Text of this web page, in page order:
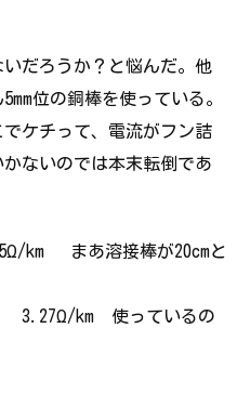
だろうか？と悩んだ。他
位の銅棒を使っている。
ケチって、電流がフン詰
ないのでは本末転倒であ
km まあ溶接棒が20cmと
3.27Ω/km 使っているの